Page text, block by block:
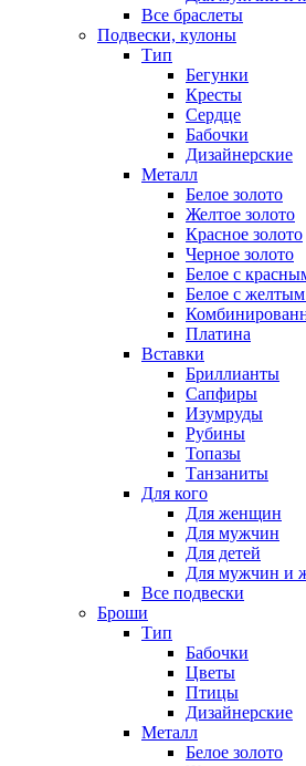
Все браслеты
Подвески, кулоны
Тип
Бегунки
Кресты
Сердце
Бабочки
Дизайнерские
Металл
Белое золото
Желтое золото
Красное золото
Черное золото
Белое с
Белое с желтым
Платина
Вставки
Бриллианты
Сапфиры
Изумруды
Рубины
Топазы
Танзаниты
Для кого
Для женщин
Для мужчин
Для детей
Для мужчин и
Все подвески
Броши
Тип
Бабочки
Цветы
Птицы
Дизайнерские
Металл
Белое золото